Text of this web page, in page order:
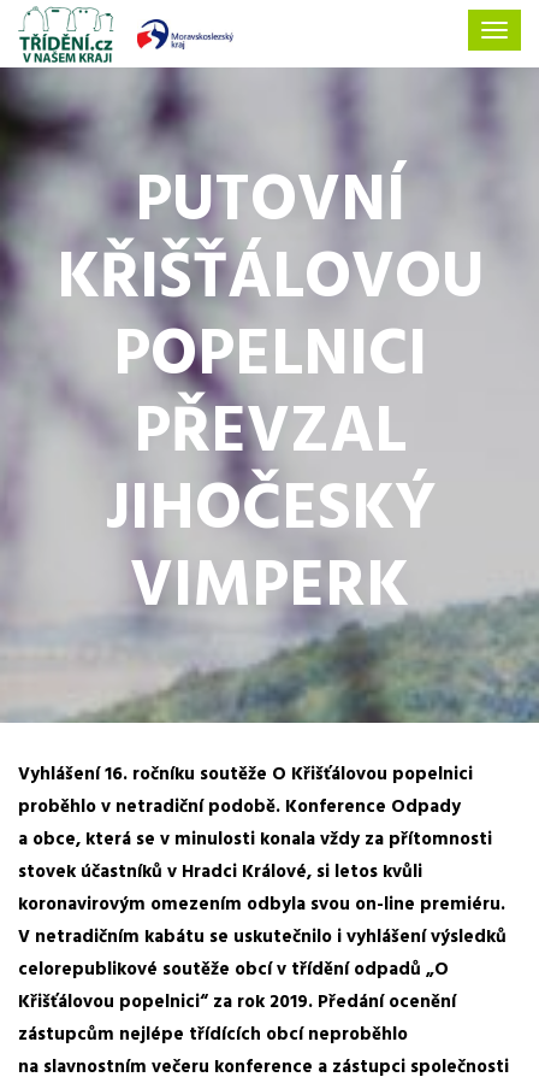
PUTOVNÍ
KŘIŠŤÁLOVOU
POPELNICI
PŘEVZAL
JIHOČESKÝ
VIMPERK
Vyhlášení 16. ročníku soutěže O Křišťálovou popelnici
proběhlo v netradiční podobě. Konference Odpady
a obce, která se v minulosti konala vždy za přítomnosti
stovek účastníků v Hradci Králové, si letos kvůli
koronavirovým omezením odbyla svou on-line premiéru.
V netradičním kabátu se uskutečnilo i vyhlášení výsledků
celorepublikové soutěže obcí v třídění odpadů „O
Křišťálovou popelnici“ za rok 2019. Předání ocenění
zástupcům nejlépe třídících obcí neproběhlo
na slavnostním večeru konference a zástupci společnosti